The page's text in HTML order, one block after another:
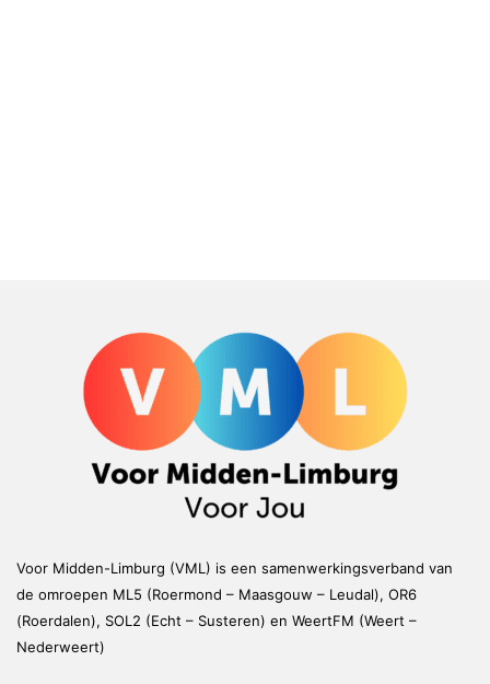
Voor Midden-Limburg (VML) is een samenwerkingsverband van
de omroepen ML5 (Roermond – Maasgouw – Leudal), OR6
(Roerdalen), SOL2 (Echt – Susteren) en WeertFM (Weert –
Nederweert)